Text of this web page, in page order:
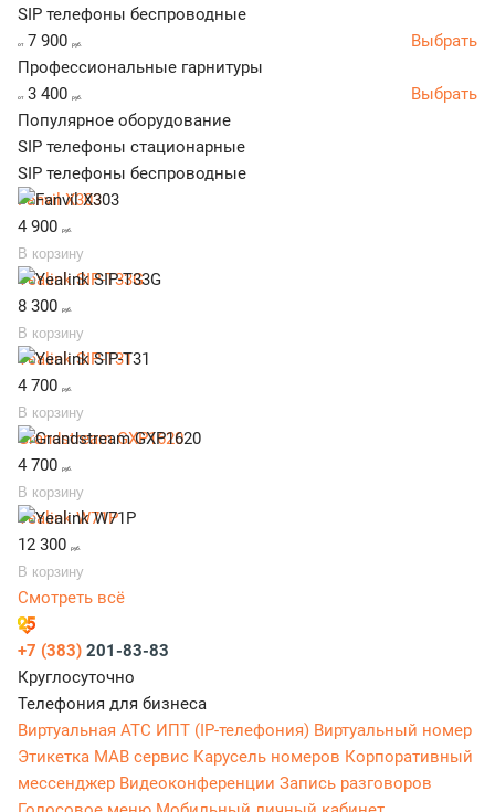
SIP телефоны беспроводные
от7 900 руб.
Выбрать
Профессиональные гарнитуры
от3 400 руб.
Выбрать
Популярное оборудование
SIP телефоны стационарные
SIP телефоны беспроводные
Fanvil X303
4 900
руб.
В корзину
Yealink SIP-T33G
8 300
руб.
В корзину
Yealink SIP-T31
4 700
руб.
В корзину
Grandstream GXP1620
4 700
руб.
В корзину
Yealink W71P
12 300
руб.
В корзину
Смотреть всё
+7 (383) 201-83-83
Круглосуточно
Телефония для бизнеса
Виртуальная АТС ИПТ (IP-телефония) Виртуальный номер
Этикетка МАВ сервис Карусель номеров Корпоративный
мессенджер Видеоконференции Запись разговоров